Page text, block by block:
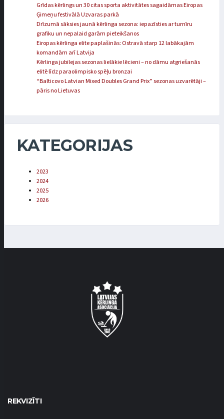
Grīdas kērlings un 30 citas sporta aktivitātes sagaidāmas Eiropas
Ģimeņu festivālā Uzvaras parkā
Drīzumā sāksies jaunā kērlinga sezona: iepazīsties ar turnīru
grafiku un nepalaid garām pieteikšanos
Eiropas kērlinga elite paplašinās: Ostravā starp 12 labākajām
komandām arī Latvija
Kērlinga jubilejas sezonas lielākie lēcieni – no dāmu atgriešanās
elitē līdz paraolimpisko spēļu bronzai
“Balticovo Latvian Mixed Doubles Grand Prix” sezonas uzvarētāji –
pāris no Lietuvas
KATEGORIJAS
2023
2024
2025
2026
REKVIZĪTI